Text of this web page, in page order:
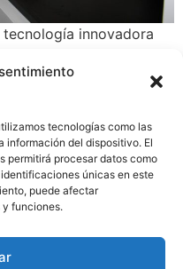
tecnologías como las
información del dispositivo. El
permitirá procesar datos como
únicas en este
puede afectar
funciones.
innovadora
un producto
empresarial,
en la convocatoria de
Nacional de
(SENACYT), consiste
de laboratorio que
con respecto a
de la miel de abeja